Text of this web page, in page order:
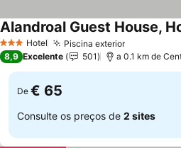
3 EstrelasHotel Piscina exterior
Alandroal Guest House,
8,9 Excelente 501 a 0.1 km de
De € 65
Consulte os preços de 2 sites